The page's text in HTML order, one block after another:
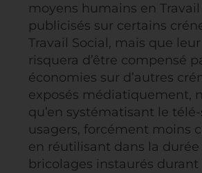
moyens humains en
publicisés sur certains
Travail Social, mais que
risquera d’être compensé
économies sur d’autres
exposés médiatiquement,
qu’en systématisant le
usagers, forcément moins
en réutilisant dans la
bricolages instaurés